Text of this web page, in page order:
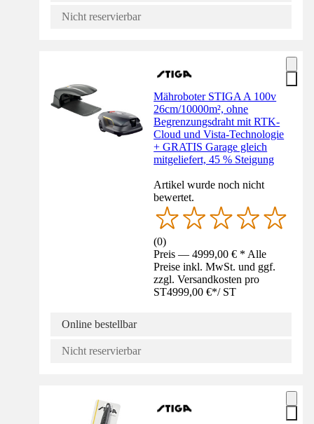
Nicht reservierbar
Mähroboter STIGA A 100v
26cm/10000m², ohne
Begrenzungsdraht mit RTK-
Cloud und Vista-Technologie
+ GRATIS Garage gleich
mitgeliefert, 45 % Steigung
Artikel wurde noch nicht
bewertet.
(0)
Preis — 4999,00 € * Alle
Preise inkl. MwSt. und ggf.
zzgl. Versandkosten pro
ST4999,00 €*/ ST
Online bestellbar
Nicht reservierbar